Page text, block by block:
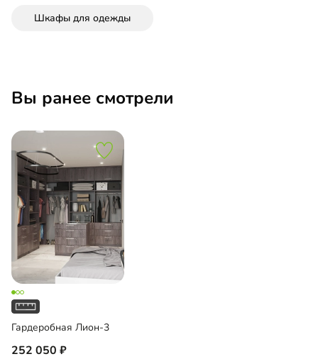
Шкафы для одежды
Вы ранее смотрели
Гардеробная Лион-3
252 050